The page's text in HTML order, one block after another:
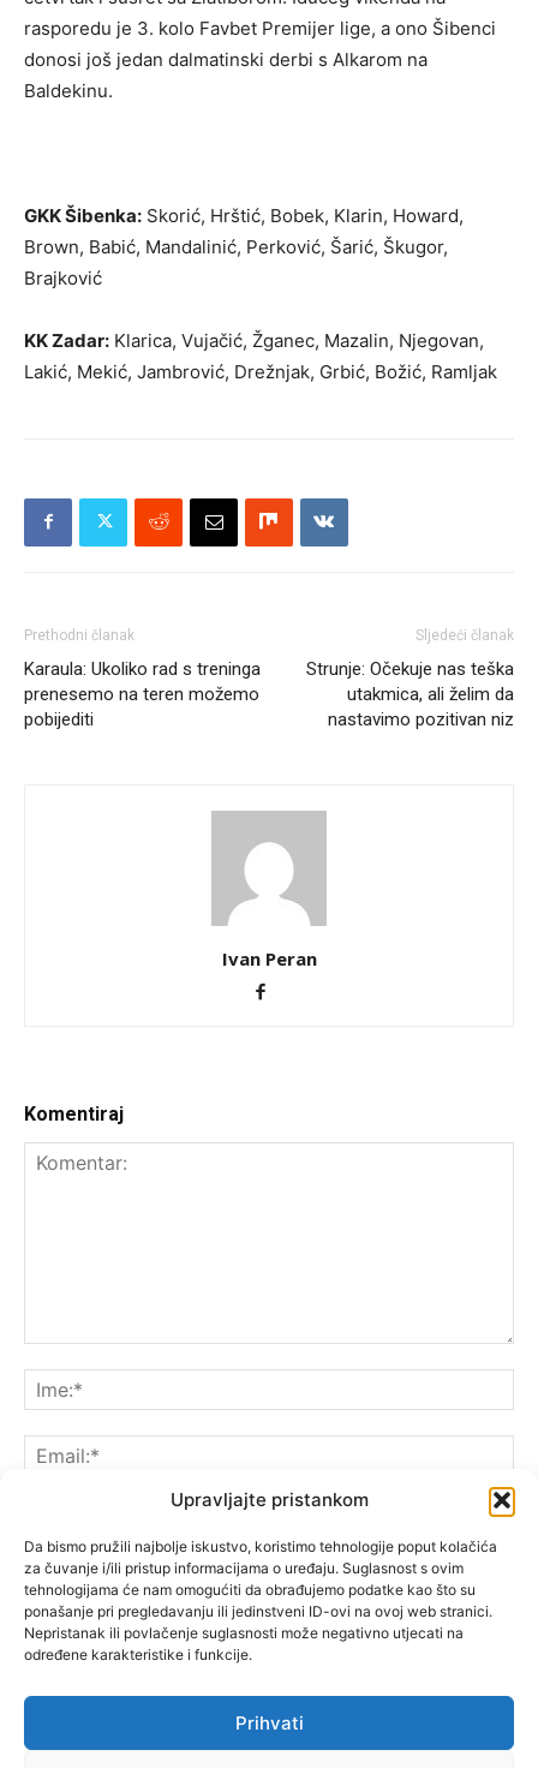
Upravljajte pristankom
Da bismo pružili najbolje iskustvo, koristimo tehnologije poput kolačića
za čuvanje i/ili pristup informacijama o uređaju. Suglasnost s ovim
tehnologijama će nam omogućiti da obrađujemo podatke kao što su
ponašanje pri pregledavanju ili jedinstveni ID-ovi na ovoj web stranici.
Nepristanak ili povlačenje suglasnosti može negativno utjecati na
određene karakteristike i funkcije.
Prihvati
rasporedu je 3. kolo Favbet Premijer lige, a ono Šibenci
donosi još jedan dalmatinski derbi s Alkarom na
Baldekinu.
GKK Šibenka: Skorić, Hrštić, Bobek, Klarin, Howard,
Brown, Babić, Mandalinić, Perković, Šarić, Škugor,
Brajković
KK Zadar: Klarica, Vujačić, Žganec, Mazalin, Njegovan,
Lakić, Mekić, Jambrović, Drežnjak, Grbić, Božić, Ramljak
Prethodni članak
Karaula: Ukoliko rad s treninga
prenesemo na teren možemo
pobijediti
Sljedeći članak
Strunje: Očekuje nas teška
utakmica, ali želim da
nastavimo pozitivan niz
Ivan Peran
Komentiraj
Spremite moje ime, e-poštu i web-lokaciju u ovom
pregledniku sljedeći put kada komentarirate.